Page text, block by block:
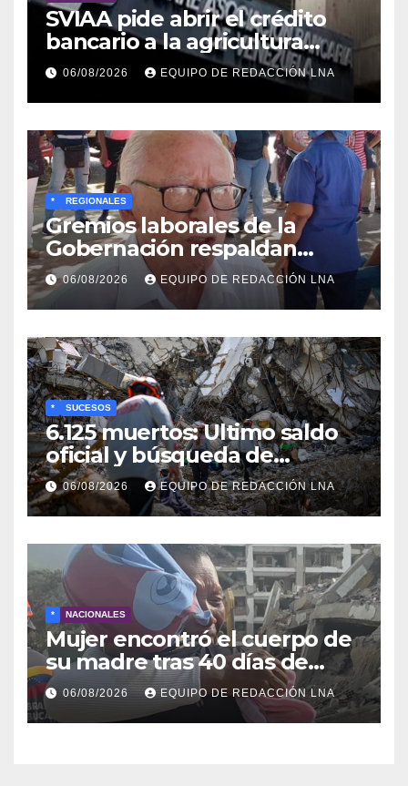
SVIAA pide abrir el crédito
bancario a la agricultura
familiar en Venezuela
06/08/2026 EQUIPO DE REDACCIÓN LNA
* REGIONALES
Gremios laborales de la
Gobernación respaldan
propuesta de Bono
Recreativo de 100 dólares
para jubilados, pensionados y
activos
06/08/2026 EQUIPO DE REDACCIÓN LNA
* SUCESOS
6.125 muertos: Ultimo saldo
oficial y búsqueda de
cadáveres continúa entre los
escombros
06/08/2026 EQUIPO DE REDACCIÓN LNA
* NACIONALES
Mujer encontró el cuerpo de
su madre tras 40 días de
búsqueda en Tanaguarena
06/08/2026 EQUIPO DE REDACCIÓN LNA